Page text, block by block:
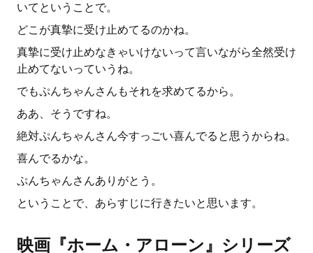
いてということで。
どこが真摯に受け止めてるのかね。
真摯に受け止めなきゃいけないって言いながら全然受け
止めてないっていうね。
でもぷんちゃんさんもそれを求めてるから。
ああ、そうですね。
絶対ぷんちゃんさん今すっごい喜んでると思うからね。
喜んでるかな。
ぷんちゃんさんありがとう。
ということで、あらすじに行きたいと思います。
映画『ホーム・アローン』シリーズ